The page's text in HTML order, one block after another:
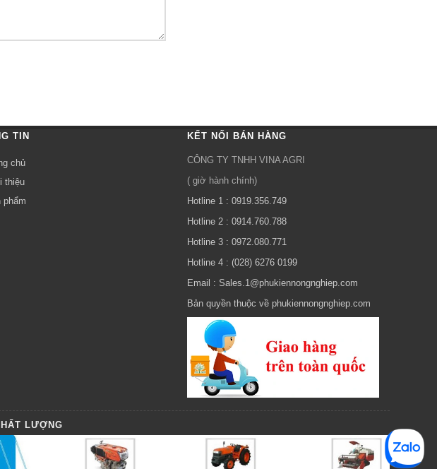
TIN
chủ
thiệu
phẩm
KẾT NỐI BÁN HÀNG
CÔNG TY TNHH VINA AGRI
( giờ hành chính)
Hotline 1 : 0919.356.749
Hotline 2 : 0914.760.788
Hotline 3 : 0972.080.771
Hotline 4 : (028) 6276 0199
Email : Sales.1@phukiennongnghiep.com
Bản quyền thuộc về phukiennongnghiep.com
LƯỢNG